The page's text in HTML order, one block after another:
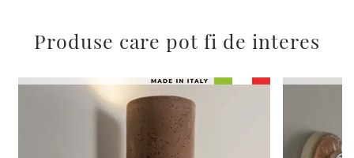
Produse care pot fi de interes